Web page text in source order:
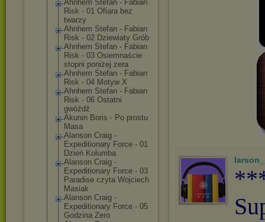
Ahnhem Stefan - Fabian
Risk - 01 Ofiara bez
twarzy
Ahnhem Stefan - Fabian
Risk - 02 Dziewiaty Grób
Ahnhem Stefan - Fabian
Risk - 03 Osiemnaście
stopni poniżej zera
Ahnhem Stefan - Fabian
Risk - 04 Motyw X
Ahnhem Stefan - Fabian
Risk - 06 Ostatni
gwóźdź
Akunin Boris - Po prostu
Masa
Alanson Craig -
Expeditionary Force - 01
Dzień Kolumba
Alanson Craig -
Expeditionary Force - 03
Paradise czyta Wojciech
Masiak
Alanson Craig -
Expeditionary Force - 05
Godzina Zero